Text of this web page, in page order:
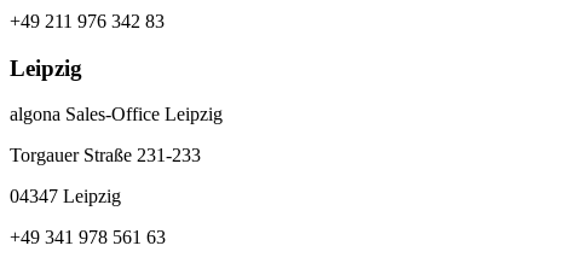
+49 211 976 342 83
Leipzig
algona Sales-Office Leipzig
Torgauer Straße 231-233
04347 Leipzig
+49 341 978 561 63